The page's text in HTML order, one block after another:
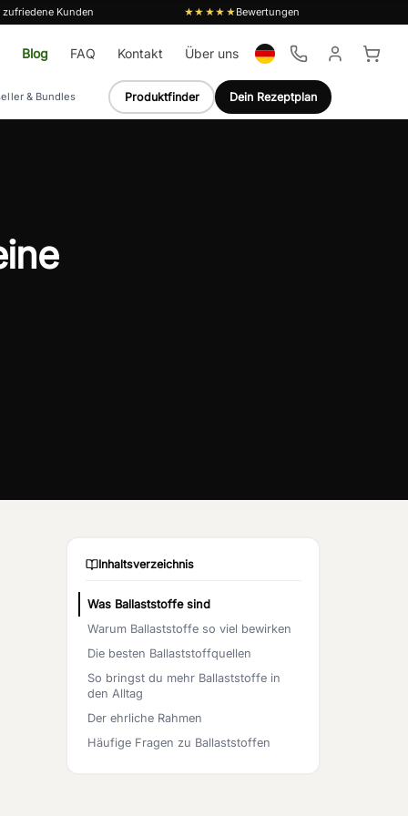
Kunden ★★★★★Bewertungen
Blog FAQ Kontakt Über uns
& Bundles Produktfinder Dein Rezeptplan
Inhaltsverzeichnis
Was Ballaststoffe sind
Warum Ballaststoffe so viel bewirken
Die besten Ballaststoffquellen
So bringst du mehr Ballaststoffe in
den Alltag
Der ehrliche Rahmen
Häufige Fragen zu Ballaststoffen